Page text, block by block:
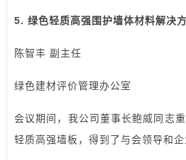
5. 绿色轻质高强围护墙体材料解决方
陈智丰 副主任
绿色建材评价管理办公室
会议期间，我公司董事长鲍威同志
轻质高强墙板，得到了与会领导和企